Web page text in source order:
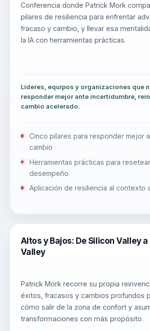
Conferencia donde Patrick Mork
pilares de resiliencia para enfrentar
fracaso y cambio, y llevar esa
la IA con herramientas prácticas.
Líderes, equipos y organizaciones que
responder mejor ante incertidumbre,
cambio acelerado.
Cinco pilares para responder mejor
cambio
Herramientas prácticas para
desempeño
Aplicación de resiliencia al contexto
Altos y Bajos: De Silicon Valley
Valley
Patrick Mork recorre su propia
éxitos, fracasos y cambios profundos
cómo salir de la zona de confort y
transformaciones con más propósito.